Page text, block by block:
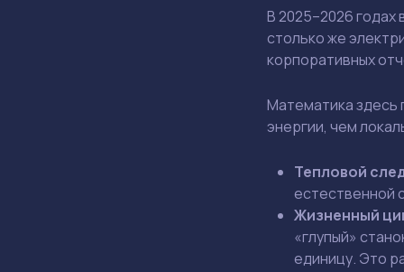
В 2025–2026
столько же
корпоративных
Математика здесь
энергии, чем
Тепловой
естественной
Жизненный
«глупый»
единицу. Это